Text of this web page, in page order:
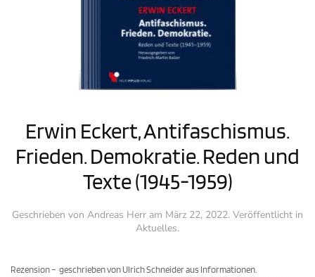
Erwin Eckert, Antifaschismus.
Frieden. Demokratie. Reden und
Texte (1945-1959)
Geschrieben von Andreas Herr am März 22, 2022. Veröffentlicht in
Aktuelles.
Rezension – geschrieben von Ulrich Schneider aus Informationen.